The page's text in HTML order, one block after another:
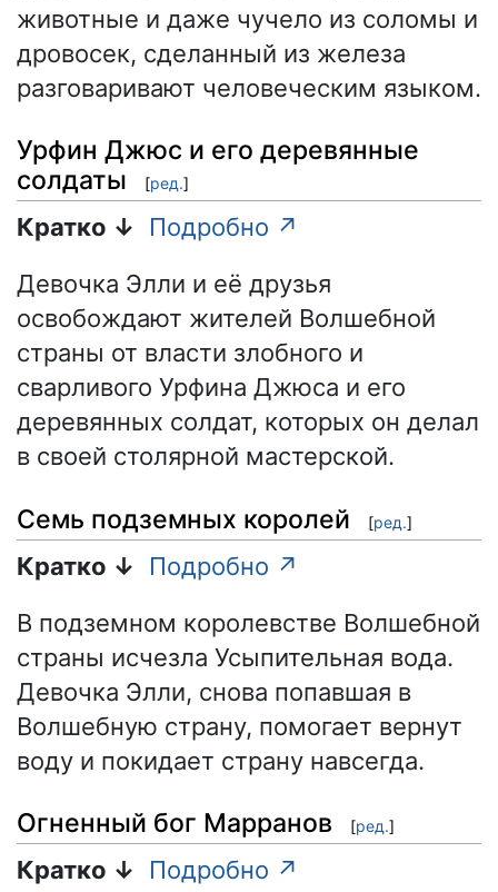
животные и даже чучело из соломы и
дровосек, сделанный из железа
разговаривают человеческим языком.
Урфин Джюс и его деревянные
солдаты
[ред.]
Кратко ↓
Подробно ↗
Девочка Элли и её друзья
освобождают жителей Волшебной
страны от власти злобного и
сварливого Урфина Джюса и его
деревянных солдат, которых он делал
в своей столярной мастерской.
Семь подземных королей [ред.]
Кратко ↓
Подробно ↗
В подземном королевстве Волшебной
страны исчезла Усыпительная вода.
Девочка Элли, снова попавшая в
Волшебную страну, помогает вернут
воду и покидает страну навсегда.
Огненный бог Марранов [ред.]
Кратко ↓
Подробно ↗